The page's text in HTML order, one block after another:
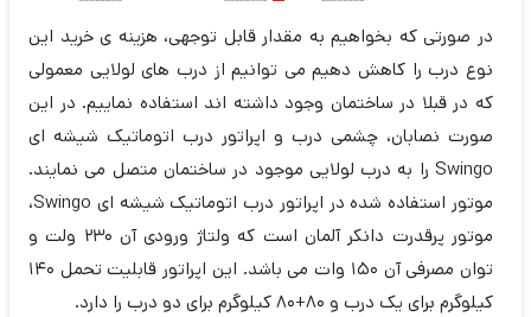
در صورتی که بخواهیم به مقدار قابل توجهی، هزینه ی خرید این
نوع درب را کاهش دهیم می توانیم از درب های لولایی معمولی
که در قبلا در ساختمان وجود داشته اند استفاده نماییم. در این
صورت نصابان، چشمی درب و اپراتور درب اتوماتیک شیشه ای
Swingo را به درب لولایی موجود در ساختمان متصل می نمایند.
موتور استفاده شده در اپراتور درب اتوماتیک شیشه ای Swingo،
موتور پرقدرت دانکر آلمان است که ولتاژ ورودی آن 230 ولت و
توان مصرفی آن 150 وات می باشد. این اپراتور قابلیت تحمل 140
کیلوگرم برای یک درب و 80+80 کیلوگرم برای دو درب را دارد.